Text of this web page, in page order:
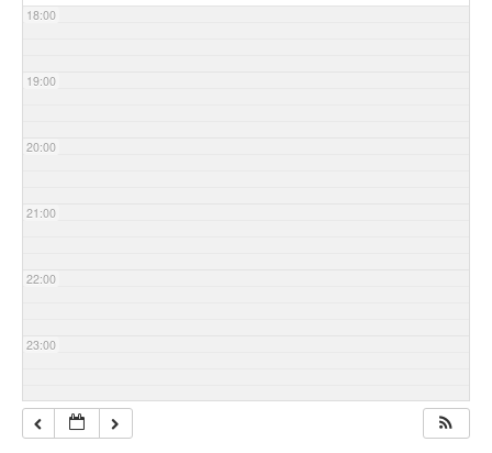
18:00
19:00
20:00
21:00
22:00
23:00